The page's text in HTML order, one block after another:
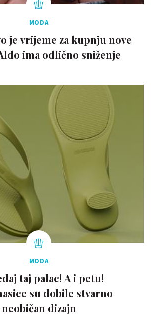
MODA
je vrijeme za kupnju nove
ima odlično sniženje
MODA
taj palac! A i petu!
su dobile stvarno
neobičan dizajn